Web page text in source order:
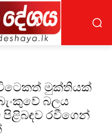
මුක්තියක්
බලය
රවීගෙන්